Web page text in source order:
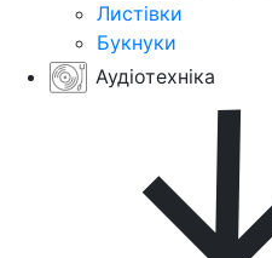
Листівки
Букнуки
Аудіотехніка